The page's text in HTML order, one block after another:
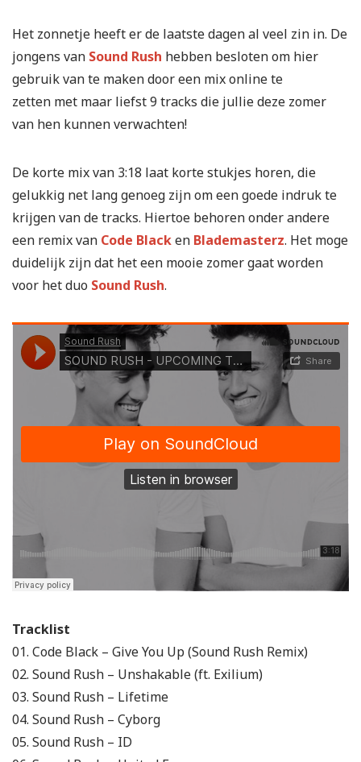
Het zonnetje heeft er de laatste dagen al veel zin in. De
jongens van Sound Rush hebben besloten om hier
gebruik van te maken door een mix online te
zetten met maar liefst 9 tracks die jullie deze zomer
van hen kunnen verwachten!
De korte mix van 3:18 laat korte stukjes horen, die
gelukkig net lang genoeg zijn om een goede indruk te
krijgen van de tracks. Hiertoe behoren onder andere
een remix van Code Blacken Blademasterz. Het moge
duidelijk zijn dat het een mooie zomer gaat worden
voor het duo Sound Rush.
Tracklist
01. Code Black – Give You Up (Sound Rush Remix)
02. Sound Rush – Unshakable (ft. Exilium)
03. Sound Rush – Lifetime
04. Sound Rush – Cyborg
05. Sound Rush – ID